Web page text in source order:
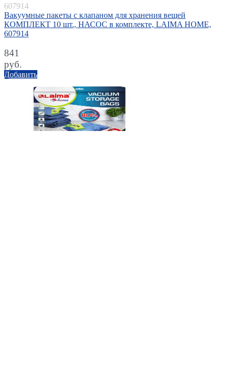
607914
Вакуумные пакеты с клапаном для хранения вещей
КОМПЛЕКТ 10 шт., НАСОС в комплекте, LAIMA HOME,
607914
841
руб.
Добавить